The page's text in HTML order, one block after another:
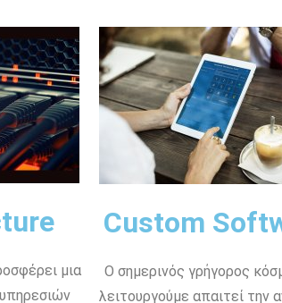
μια
Custom
Ο σημερινός γρήγορος
λειτουργούμε απαιτεί την